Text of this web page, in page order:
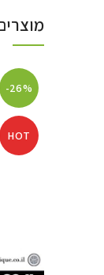
-26%
HOT